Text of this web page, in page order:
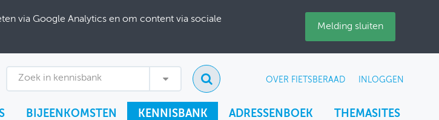
via Google Analytics en om content via sociale
Melding sluiten
Zoek in kennisbank OVER FIETSBERAAD INLOGGEN
BIJEENKOMSTEN KENNISBANK ADRESSENBOEK THEMASITES